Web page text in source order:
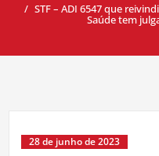
STF – ADI 6547 que
Saúde tem
28 de junho de 2023